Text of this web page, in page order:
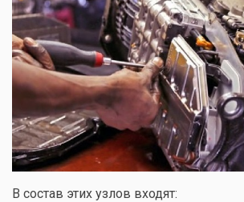
В состав этих узлов входят: